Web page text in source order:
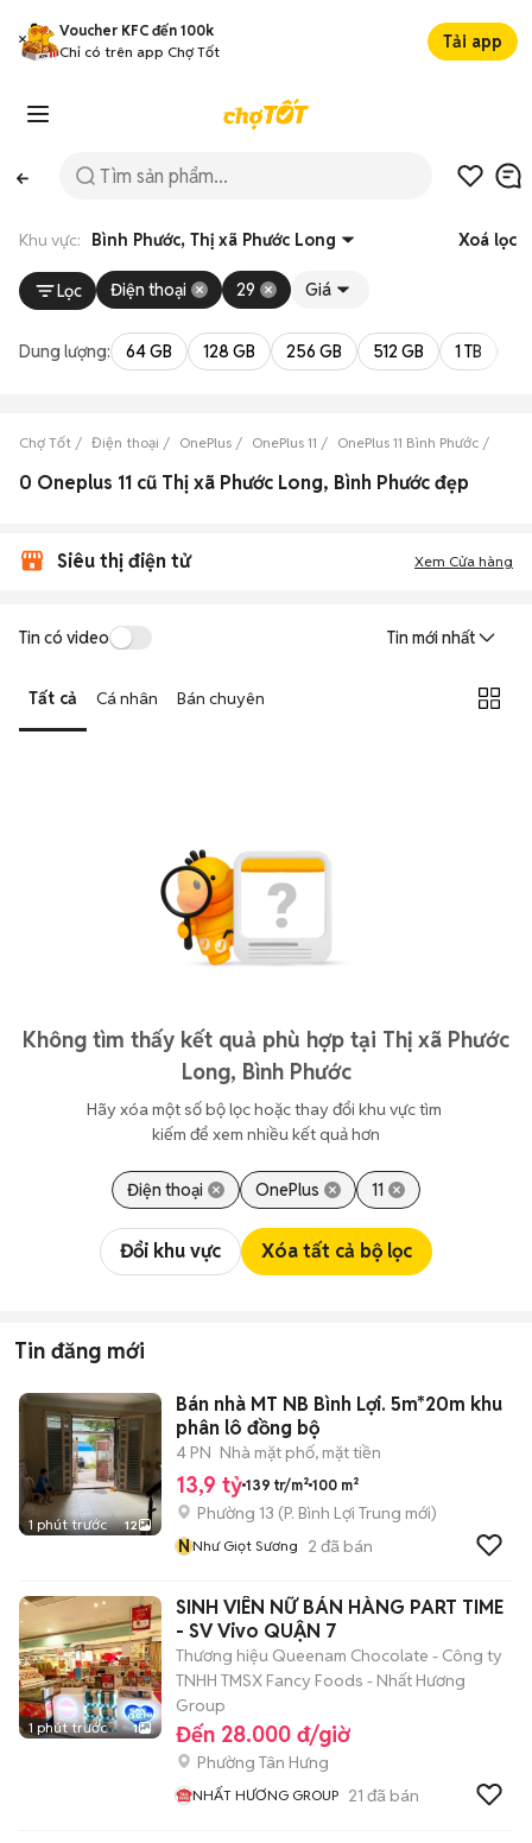
Voucher KFC đến 100k
Chỉ có trên app Chợ Tốt
Tải app
Khu vực: Bình Phước, Thị xã Phước Long Xoá lọc
Lọc Điện thoại 29 Giá
Dung lượng: 64 GB 128 GB 256 GB 512 GB 1 TB
Chợ Tốt Điện thoại OnePlus OnePlus 11 OnePlus 11 Bình Phước
0 Oneplus 11 cũ Thị xã Phước Long, Bình Phước đẹp
Siêu thị điện tử Xem Cửa hàng
Tin có video Tin mới nhất
Tất cả Cá nhân Bán chuyên
Không tìm thấy kết quả phù hợp tại Thị xã Phước
Long, Bình Phước
Hãy xóa một số bộ lọc hoặc thay đổi khu vực tìm
kiếm để xem nhiều kết quả hơn
Điện thoại OnePlus 11
Đổi khu vực Xóa tất cả bộ lọc
Tin đăng mới
1 phút trước 12
Bán nhà MT NB Bình Lợi. 5m*20m khu
phân lô đồng bộ
4 PN Nhà mặt phố, mặt tiền
13,9 tỷ 139 tr/m² 100 m²
Phường 13 (P. Bình Lợi Trung mới)
NNhư Giọt Sương 2 đã bán
1 phút trước 1
SINH VIÊN NỮ BÁN HÀNG PART TIME
- SV Vivo QUẬN 7
Thương hiệu Queenam Chocolate - Công ty
TNHH TMSX Fancy Foods - Nhất Hương
Group
Đến 28.000 đ/giờ
Phường Tân Hưng
NHẤT HƯƠNG GROUP 21 đã bán